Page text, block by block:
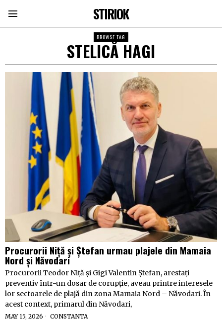
STIRIOK
BROWSE TAG
STELICĂ HAGI
Procurorii Niță și Ștefan urmau plajele din Mamaia
Nord și Năvodari
Procurorii Teodor Niță și Gigi Valentin Ștefan, arestați
preventiv într-un dosar de corupție, aveau printre interesele
lor sectoarele de plajă din zona Mamaia Nord – Năvodari. În
acest context, primarul din Năvodari,
MAY 15, 2026 CONSTANTA